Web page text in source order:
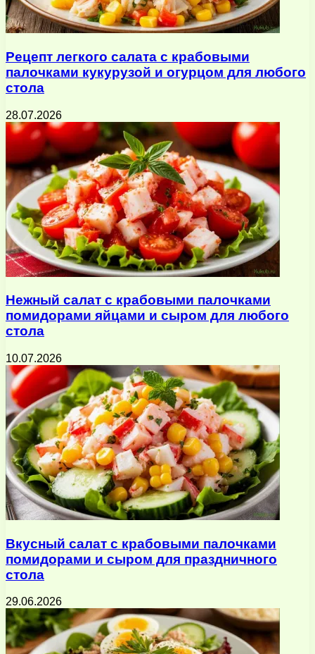
Рецепт легкого салата с крабовыми
палочками кукурузой и огурцом для любого
стола
28.07.2026
Нежный салат с крабовыми палочками
помидорами яйцами и сыром для любого
стола
10.07.2026
Вкусный салат с крабовыми палочками
помидорами и сыром для праздничного
стола
29.06.2026